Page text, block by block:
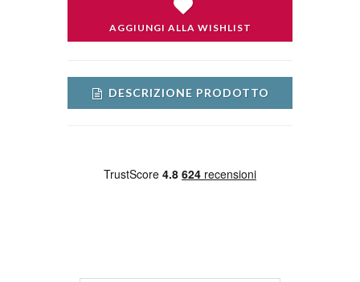
AGGIUNGI ALLA WISHLIST
DESCRIZIONE PRODOTTO